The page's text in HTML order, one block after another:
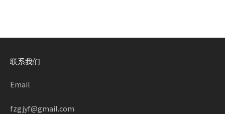
联系我们
Email
fzgjyf@gmail.com